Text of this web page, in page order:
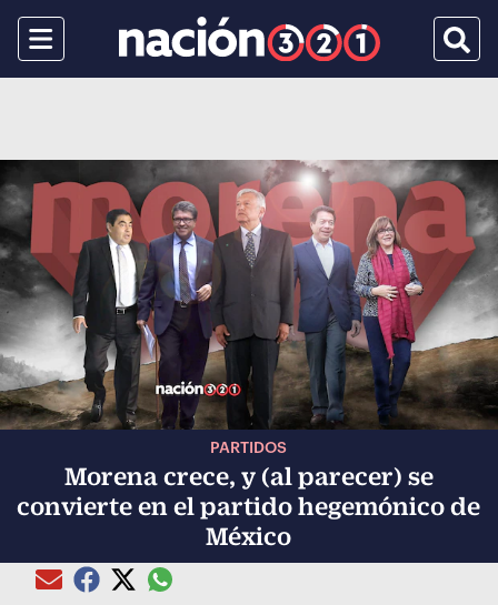
Menu
PARTIDOS
Morena crece, y (al parecer) se
convierte en el partido hegemónico de
México
Compartir el artículo actual mediante Email
Compartir el artículo actual mediante Facebook
Compartir el artículo actual mediante Twitter
Compartir el artículo actual mediante